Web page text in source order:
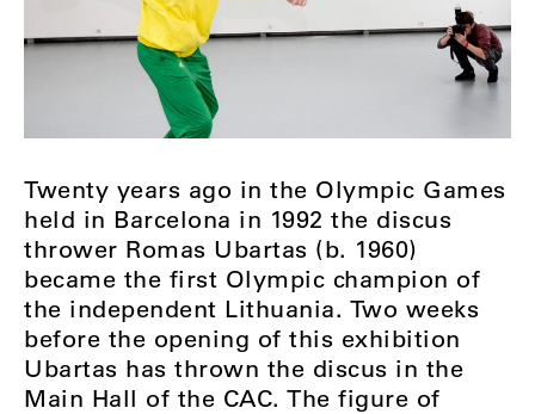
Twenty years ago in the Olympic Games
held in Barcelona in 1992 the discus
thrower Romas Ubartas (b. 1960)
became the first Olympic champion of
the independent Lithuania. Two weeks
before the opening of this exhibition
Ubartas has thrown the discus in the
Main Hall of the CAC. The figure of